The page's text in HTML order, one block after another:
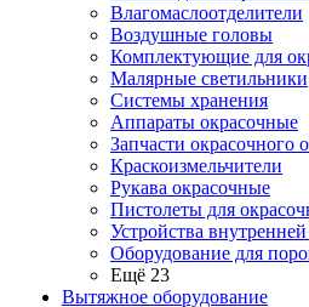
Влагомаслоотделители
Воздушные головы
Комплектующие для
Малярные светильники
Системы хранения
Аппараты окрасочные
Запчасти окрасочного
Краскоизмельчители
Рукава окрасочные
Пистолеты для
Устройства
Оборудование для
Ещё 23
Вытяжное оборудование